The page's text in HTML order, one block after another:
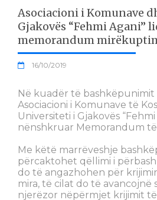
Asociacioni i Komunave
Gjakovës “Fehmi Agani”
memorandum
16/10/2019
Në kuadër të bashkëpunimit
Asociacioni i Komunave të
Universiteti i Gjakovës
nënshkruar Memorandum
Me këtë marrëveshje
përcaktohet qëllimi i
do të angazhohen për
mira, të cilat do të avancojnë
njerëzor nëpërmjet krijimit